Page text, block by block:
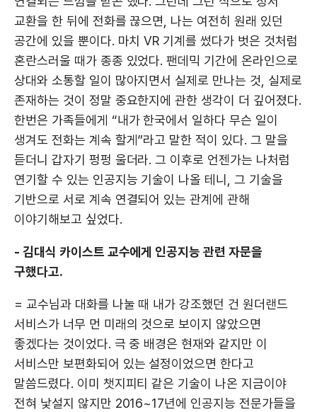
교환을 한 뒤에 전화를 끊으면, 나는 여전히 원래 있던
공간에 있을 뿐이다. 마치 VR 기계를 썼다가 벗은 것처럼
혼란스러울 때가 종종 있었다. 팬데믹 기간에 온라인으로
상대와 소통할 일이 많아지면서 실제로 만나는 것, 실제로
존재하는 것이 정말 중요한지에 관한 생각이 더 깊어졌다.
한번은 가족들에게 “내가 한국에서 일하다 무슨 일이
생겨도 전화는 계속 할게”라고 말한 적이 있다. 그 말을
듣더니 갑자기 펑펑 울더라. 그 이후로 언젠가는 나처럼
연기할 수 있는 인공지능 기술이 나올 테니, 그 기술을
기반으로 서로 계속 연결되어 있는 관계에 관해
이야기해보고 싶었다.
- 김대식 카이스트 교수에게 인공지능 관련 자문을
구했다고.
= 교수님과 대화를 나눌 때 내가 강조했던 건 원더랜드
서비스가 너무 먼 미래의 것으로 보이지 않았으면
좋겠다는 것이었다. 극 중 배경은 현재와 같지만 이
서비스만 보편화되어 있는 설정이었으면 한다고
말씀드렸다. 이미 챗지피티 같은 기술이 나온 지금이야
전혀 낯설지 않지만 2016~17년에 인공지능 전문가들을